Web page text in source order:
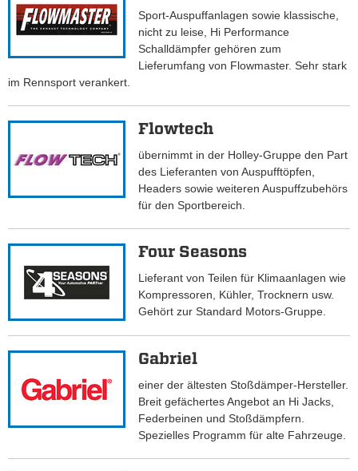
Sport-Auspuffanlagen sowie klassische,
nicht zu leise, Hi Performance
Schalldämpfer gehören zum
Lieferumfang von Flowmaster. Sehr stark
im Rennsport verankert.
Flowtech
übernimmt in der Holley-Gruppe den Part
des Lieferanten von Auspufftöpfen,
Headers sowie weiteren Auspuffzubehörs
für den Sportbereich.
Four Seasons
Lieferant von Teilen für Klimaanlagen wie
Kompressoren, Kühler, Trocknern usw.
Gehört zur Standard Motors-Gruppe.
Gabriel
einer der ältesten Stoßdämper-Hersteller.
Breit gefächertes Angebot an Hi Jacks,
Federbeinen und Stoßdämpfern.
Spezielles Programm für alte Fahrzeuge.